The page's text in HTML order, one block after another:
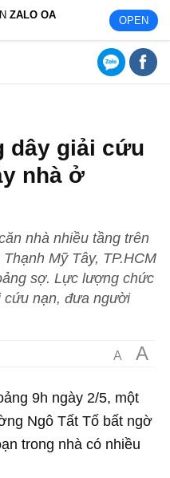
ZALO OA OPEN
dây giải cứu
nhà ở
nhà nhiều tầng trên
Mỹ Tây, TP.HCM
sợ. Lực lượng chức
cứu nạn, đưa người
A A
9h ngày 2/5, một
Ngô Tất Tố bất ngờ
trong nhà có nhiều